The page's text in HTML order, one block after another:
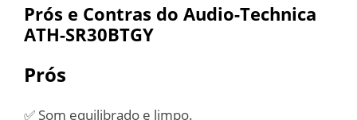
Prós e Contras do Audio-Technica
ATH-SR30BTGY
Prós
✅ Som equilibrado e limpo.